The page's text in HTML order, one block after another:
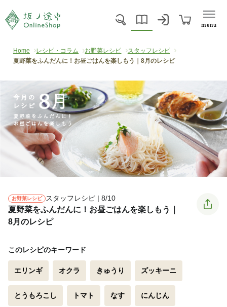
menu
Home レシピ・コラム お野菜レシピ
スタッフレシピ
夏野菜をふんだんに！お昼ごはんを楽しもう｜8月のレシピ
お野菜レシピ スタッフレシピ | 8/10
夏野菜をふんだんに！お昼ごはんを楽しもう｜
8月のレシピ
このレシピのキーワード
エリンギ オクラ きゅうり ズッキーニ
とうもろこし トマト なす にんじん